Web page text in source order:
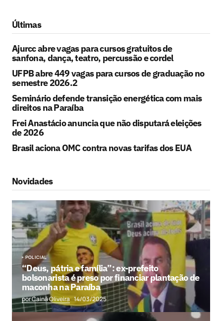
Últimas
Ajurcc abre vagas para cursos gratuitos de
sanfona, dança, teatro, percussão e cordel
UFPB abre 449 vagas para cursos de graduação no
semestre 2026.2
Seminário defende transição energética com mais
direitos na Paraíba
Frei Anastácio anuncia que não disputará eleições
de 2026
Brasil aciona OMC contra novas tarifas dos EUA
Novidades
POLICIAL
“Deus, pátria e família”: ex-prefeito
bolsonarista é preso por financiar plantação de
maconha na Paraíba
por Cainã Oliveira 14/03/2025